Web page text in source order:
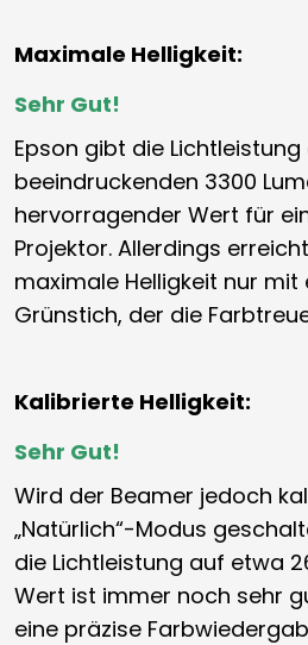
Maximale Helligkeit:
Sehr Gut!
Epson gibt die Lichtleistung
beeindruckenden 3300
hervorragender Wert für
Projektor. Allerdings
maximale Helligkeit nur
Grünstich, der die
Kalibrierte Helligkeit:
Sehr Gut!
Wird der Beamer jedoch
„Natürlich“-Modus
die Lichtleistung auf etwa
Wert ist immer noch sehr
eine präzise